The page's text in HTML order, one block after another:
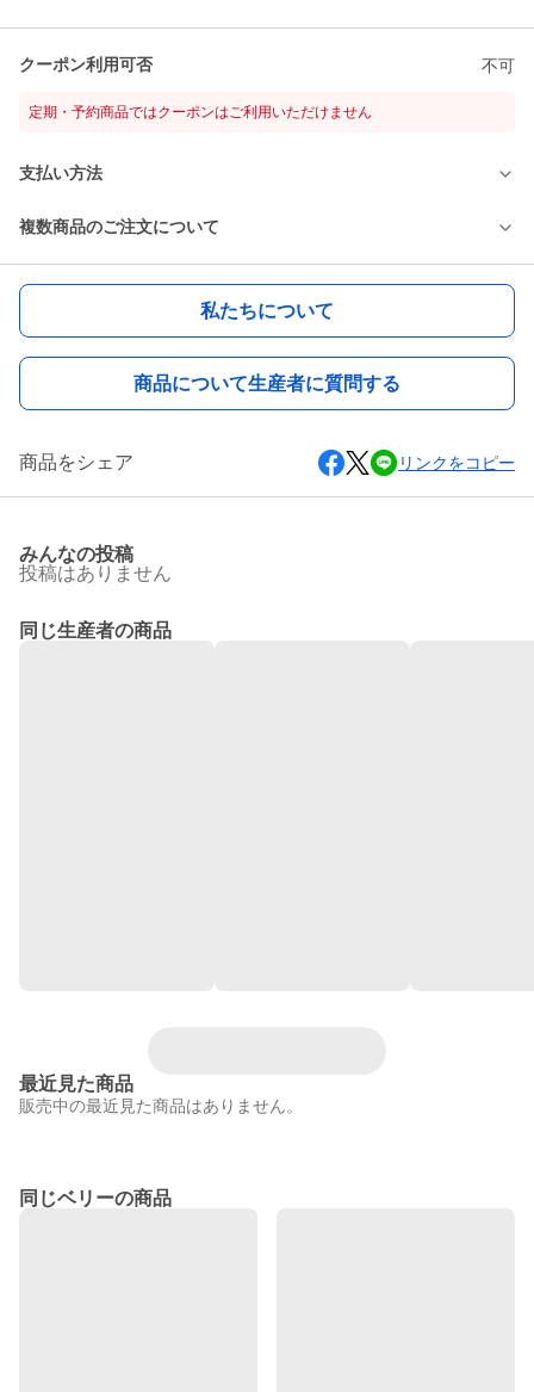
クーポン利用可否 不可
定期・予約商品ではクーポンはご利用いただけません
支払い方法
複数商品のご注文について
私たちについて
商品について生産者に質問する
商品をシェア リンクをコピー
みんなの投稿
投稿はありません
同じ生産者の商品
最近見た商品
販売中の最近見た商品はありません。
同じベリーの商品